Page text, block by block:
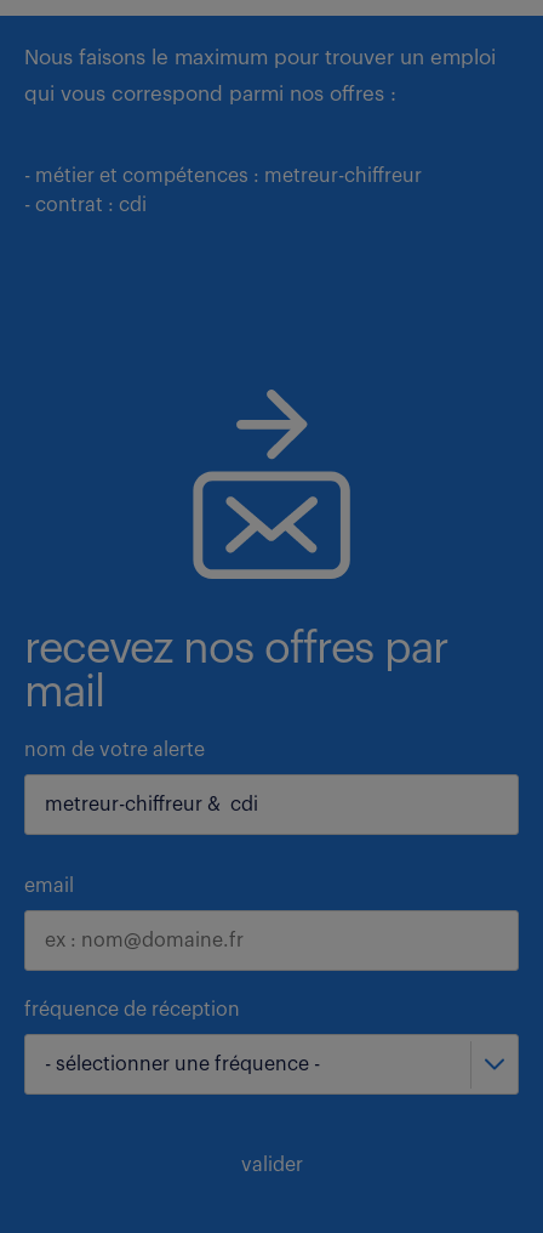
Nous faisons le maximum pour trouver un emploi
qui vous correspond parmi nos offres :
- métier et compétences : metreur-chiffreur
- contrat : cdi
recevez nos offres par
mail
nom de votre alerte
email
fréquence de réception
- sélectionner une fréquence -
valider